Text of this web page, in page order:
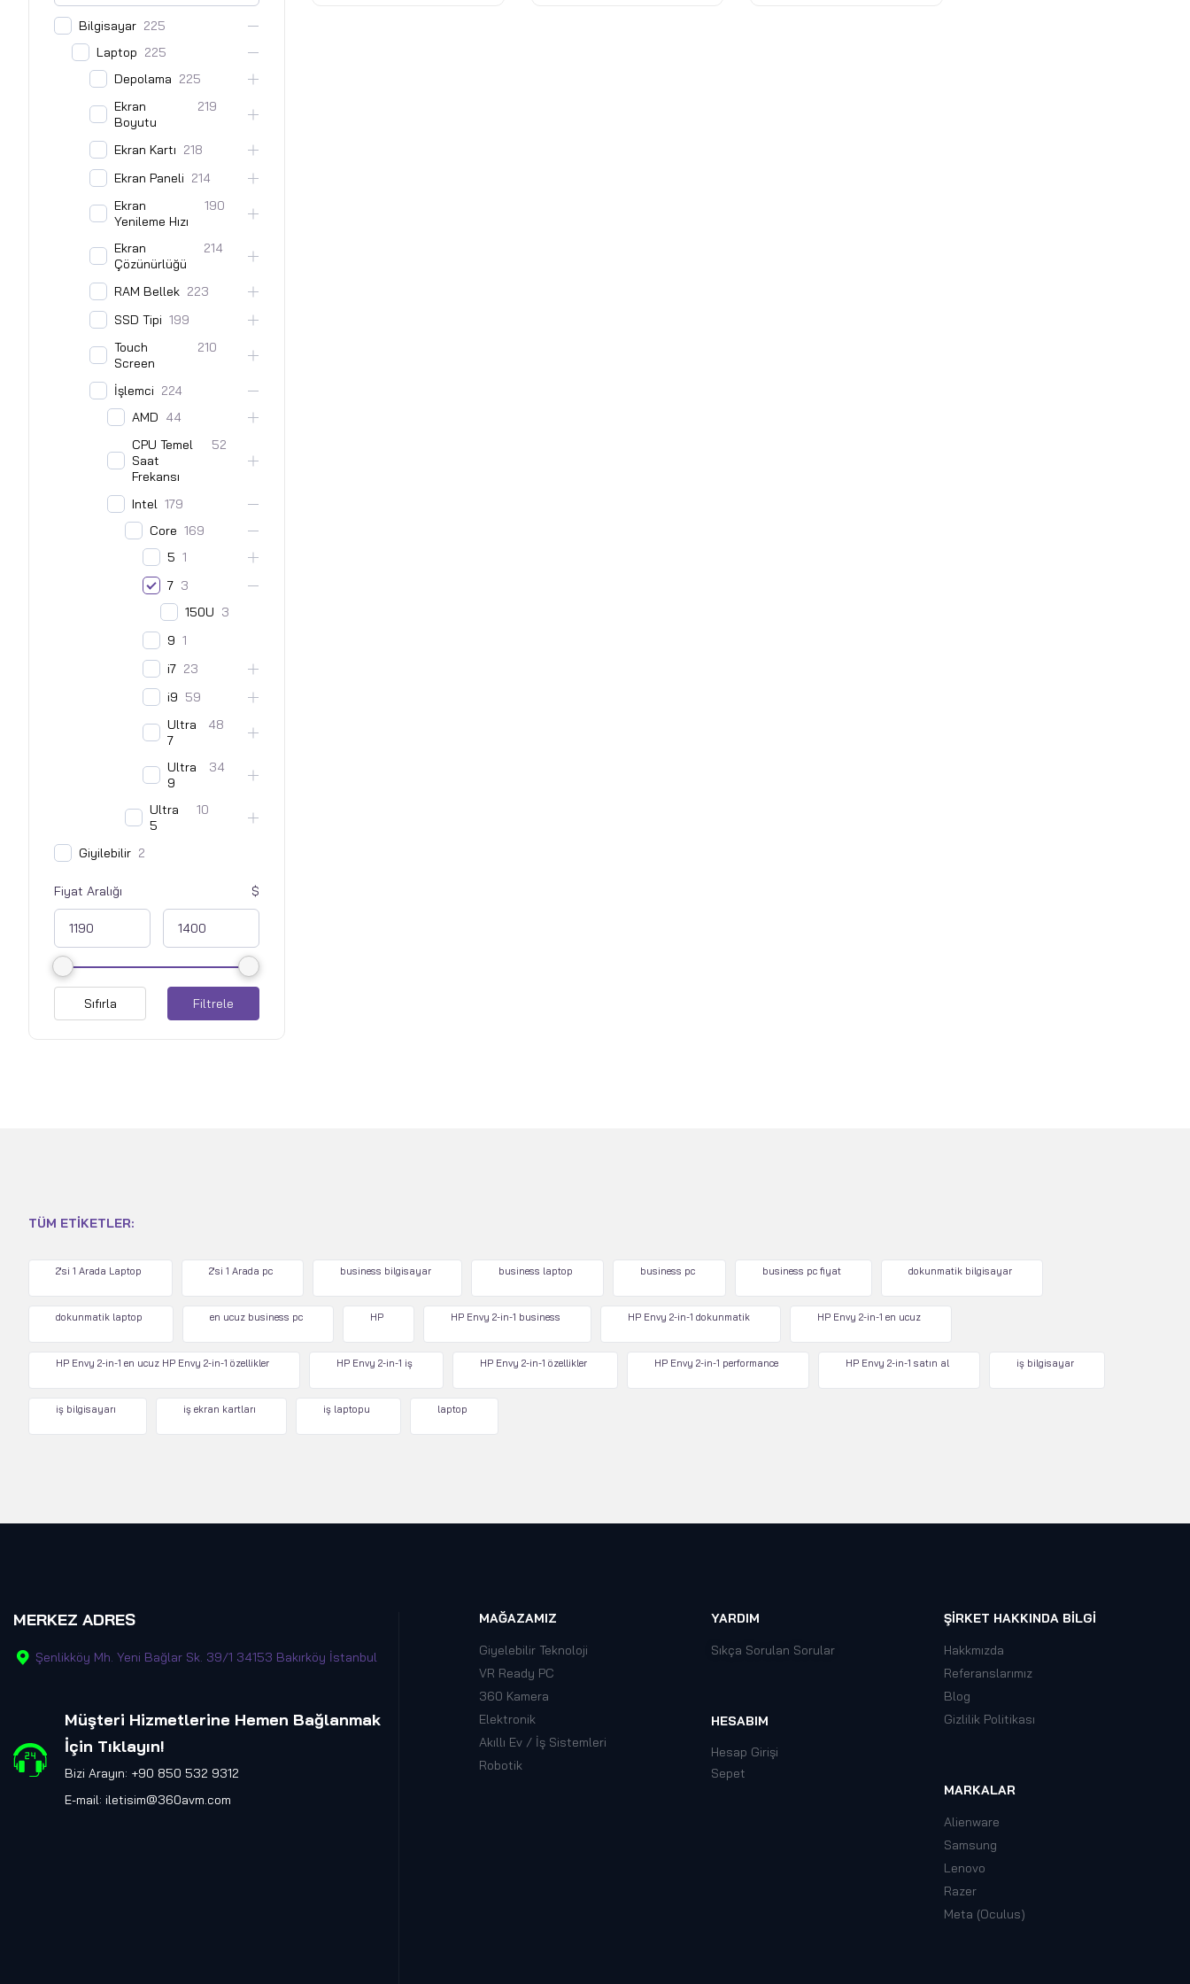
Bilgisayar 225
Laptop 225
Depolama 225
Ekran
Boyutu
219
Ekran Kartı 218
Ekran Paneli 214
Ekran
Yenileme Hızı
190
Ekran
Çözünürlüğü
214
RAM Bellek 223
SSD Tipi 199
Touch
Screen
210
İşlemci 224
AMD 44
CPU Temel
Saat
Frekansı
52
Intel 179
Core 169
5 1
7 3
150U 3
9 1
i7 23
i9 59
Ultra
7
48
Ultra
9
34
Ultra
5
10
Giyilebilir 2
Fiyat Aralığı
Filtrele
Sıfırla
TÜM ETIKETLER:
2'si 1 Arada Laptop 2'si 1 Arada pc business bilgisayar business laptop business pc business pc fiyat dokunmatik bilgisayar
dokunmatik laptop en ucuz business pc HP HP Envy 2-in-1 business HP Envy 2-in-1 dokunmatik HP Envy 2-in-1 en ucuz
HP Envy 2-in-1 en ucuz HP Envy 2-in-1 özellikler HP Envy 2-in-1 iş HP Envy 2-in-1 özellikler HP Envy 2-in-1 performance HP Envy 2-in-1 satın al iş bilgisayar
iş bilgisayarı iş ekran kartları iş laptopu laptop
MERKEZ ADRES
Şenlikköy Mh. Yeni Bağlar Sk. 39/1 34153 Bakırköy İstanbul
Müşteri Hizmetlerine Hemen Bağlanmak
İçin Tıklayın!
Bizi Arayın: +90 850 532 9312
E-mail: iletisim@360avm.com
MAĞAZAMIZ
Giyelebilir Teknoloji
VR Ready PC
360 Kamera
Elektronik
Akıllı Ev / İş Sistemleri
Robotik
YARDIM
Sıkça Sorulan Sorular
HESABIM
Hesap Girişi
Sepet
ŞIRKET HAKKINDA BILGI
Hakkmızda
Referanslarımız
Blog
Gizlilik Politikası
MARKALAR
Alienware
Samsung
Lenovo
Razer
Meta (Oculus)